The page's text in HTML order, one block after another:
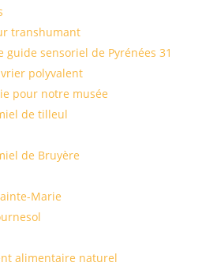
transhumant
guide sensoriel de Pyrénées 31
polyvalent
pour notre musée
de tilleul
de Bruyère
Marie
alimentaire naturel